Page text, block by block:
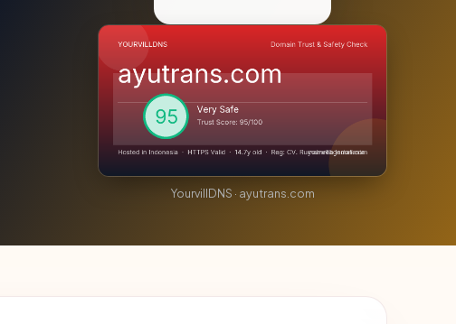
YourvillDNS · ayutrans.com